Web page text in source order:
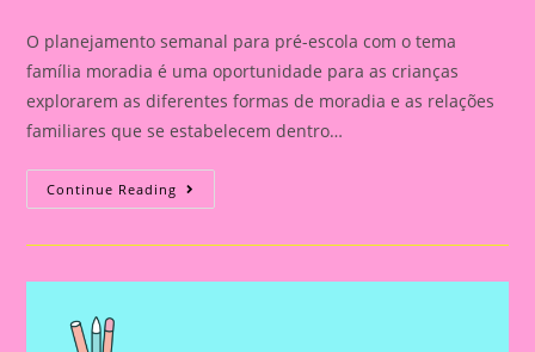
O planejamento semanal para pré-escola com o tema
família moradia é uma oportunidade para as crianças
explorarem as diferentes formas de moradia e as relações
familiares que se estabelecem dentro…
Continue Reading Planejamento
Semana
Para